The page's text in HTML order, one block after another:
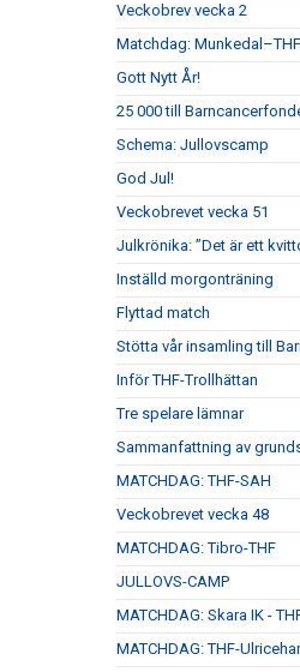
Veckobrev vecka 2
Matchdag: Munkedal–THF
Gott Nytt År!
25 000 till
Schema: Jullovscamp
God Jul!
Veckobrevet vecka 51
Julkrönika: ”Det är ett
Inställd morgonträning
Flyttad match
Stötta vår insamling till
Inför THF-Trollhättan
Tre spelare lämnar
Sammanfattning av
MATCHDAG: THF-SAH
Veckobrevet vecka 48
MATCHDAG: Tibro-THF
JULLOVS-CAMP
MATCHDAG: Skara IK -
MATCHDAG: THF-